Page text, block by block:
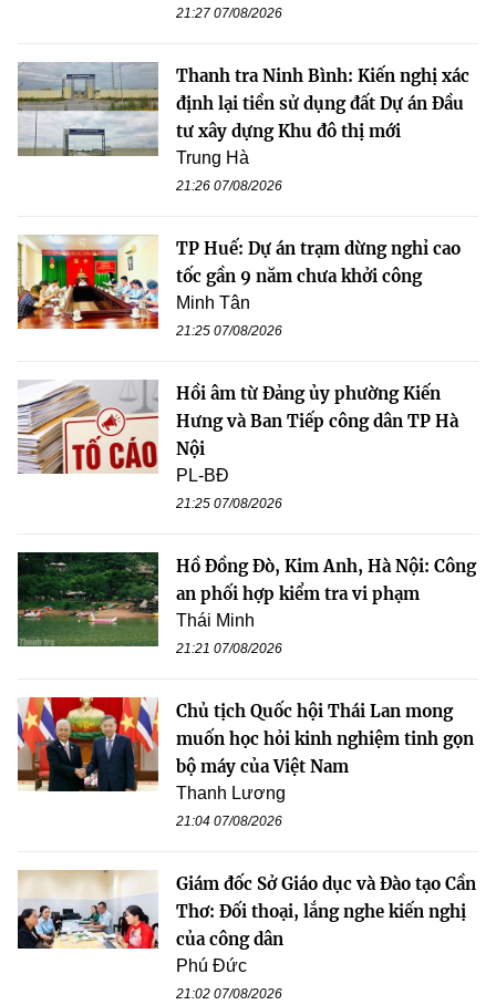
21:27 07/08/2026
Thanh tra Ninh Bình: Kiến nghị xác
định lại tiền sử dụng đất Dự án Đầu
tư xây dựng Khu đô thị mới
Trung Hà
21:26 07/08/2026
TP Huế: Dự án trạm dừng nghỉ cao
tốc gần 9 năm chưa khởi công
Minh Tân
21:25 07/08/2026
Hồi âm từ Đảng ủy phường Kiến
Hưng và Ban Tiếp công dân TP Hà
Nội
PL-BĐ
21:25 07/08/2026
Hồ Đồng Đò, Kim Anh, Hà Nội: Công
an phối hợp kiểm tra vi phạm
Thái Minh
21:21 07/08/2026
Chủ tịch Quốc hội Thái Lan mong
muốn học hỏi kinh nghiệm tinh gọn
bộ máy của Việt Nam
Thanh Lương
21:04 07/08/2026
Giám đốc Sở Giáo dục và Đào tạo Cần
Thơ: Đối thoại, lắng nghe kiến nghị
của công dân
Phú Đức
21:02 07/08/2026